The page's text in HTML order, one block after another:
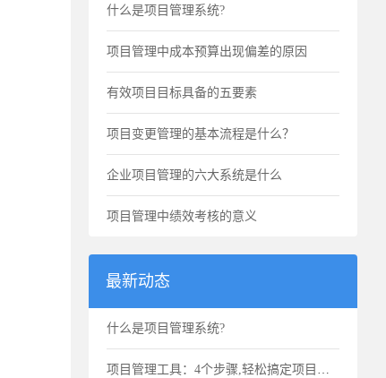
什么是项目管理系统?
项目管理中成本预算出现偏差的原因
有效项目目标具备的五要素
项目变更管理的基本流程是什么？
企业项目管理的六大系统是什么
项目管理中绩效考核的意义
最新动态
什么是项目管理系统?
项目管理工具：4个步骤,轻松搞定项目进度计划